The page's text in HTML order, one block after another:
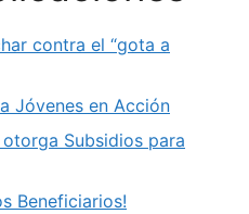
contra el “gota a
Jóvenes en Acción
Subsidios para
Beneficiarios!